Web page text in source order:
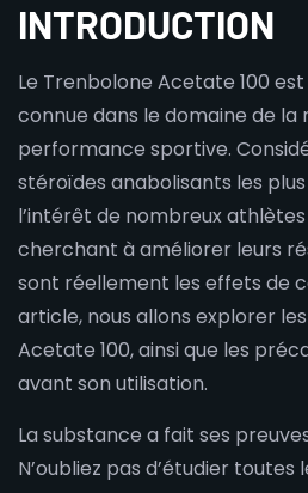
INTRODUCTION
Le Trenbolone Acetate 100
connue dans le domaine de la
performance sportive.
stéroïdes anabolisants les
l’intérêt de nombreux
cherchant à améliorer leurs
sont réellement les effets de
article, nous allons explorer
Acetate 100, ainsi que les
avant son utilisation.
La substance a fait ses
N’oubliez pas d’étudier